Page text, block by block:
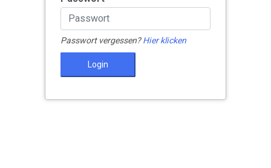
Passwort vergessen?Hier klicken
Login